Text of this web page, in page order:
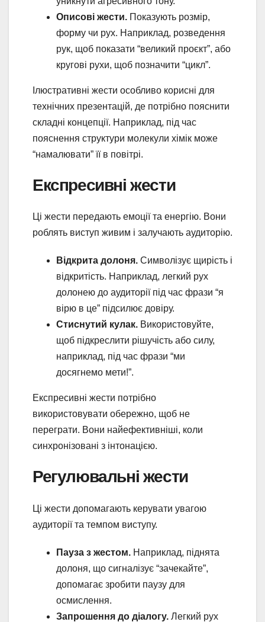
Описові жести. Показують розмір,
форму чи рух. Наприклад, розведення
рук, щоб показати “великий проєкт”, або
кругові рухи, щоб позначити “цикл”.
Ілюстративні жести особливо корисні для
технічних презентацій, де потрібно пояснити
складні концепції. Наприклад, під час
пояснення структури молекули хімік може
“намалювати” її в повітрі.
Експресивні жести
Ці жести передають емоції та енергію. Вони
роблять виступ живим і залучають аудиторію.
Відкрита долоня. Символізує щирість і
відкритість. Наприклад, легкий рух
долонею до аудиторії під час фрази “я
вірю в це” підсилює довіру.
Стиснутий кулак. Використовуйте,
щоб підкреслити рішучість або силу,
наприклад, під час фрази “ми
досягнемо мети!”.
Експресивні жести потрібно
використовувати обережно, щоб не
переграти. Вони найефективніші, коли
синхронізовані з інтонацією.
Регулювальні жести
Ці жести допомагають керувати увагою
аудиторії та темпом виступу.
Пауза з жестом. Наприклад, піднята
долоня, що сигналізує “зачекайте”,
допомагає зробити паузу для
осмислення.
Запрошення до діалогу. Легкий рух